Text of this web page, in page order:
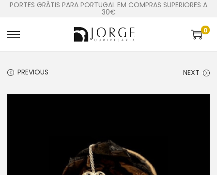
PORTES GRÁTIS PARA PORTUGAL EM COMPRAS SUPERIORES A
30€
0
PREVIOUS NEXT